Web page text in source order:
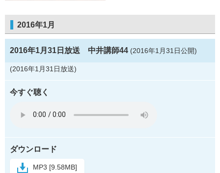
2016年1月
2016年1月31日放送 中井講師44 (2016年1月31日公開)
(2016年1月31日放送)
今すぐ聴く
ダウンロード
MP3 [9.58MB]